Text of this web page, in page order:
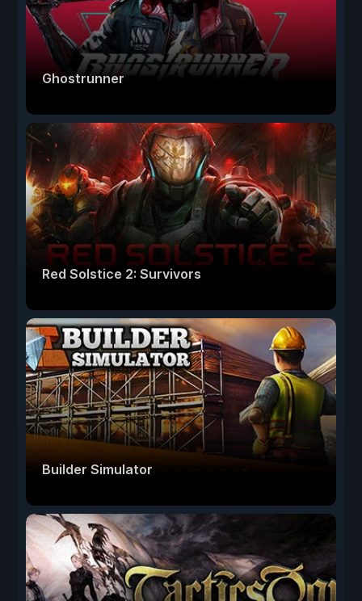
Ghostrunner
Red Solstice 2: Survivors
Builder Simulator